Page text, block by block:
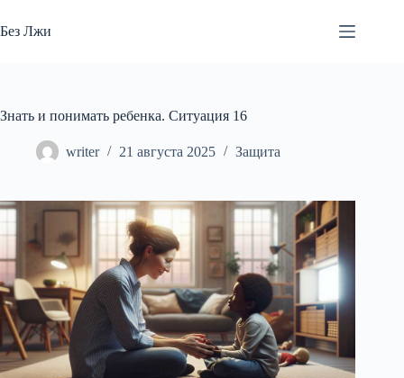
к
сути
Без Лжи
Знать и понимать ребенка. Ситуация 16
writer 21 августа 2025 Защита